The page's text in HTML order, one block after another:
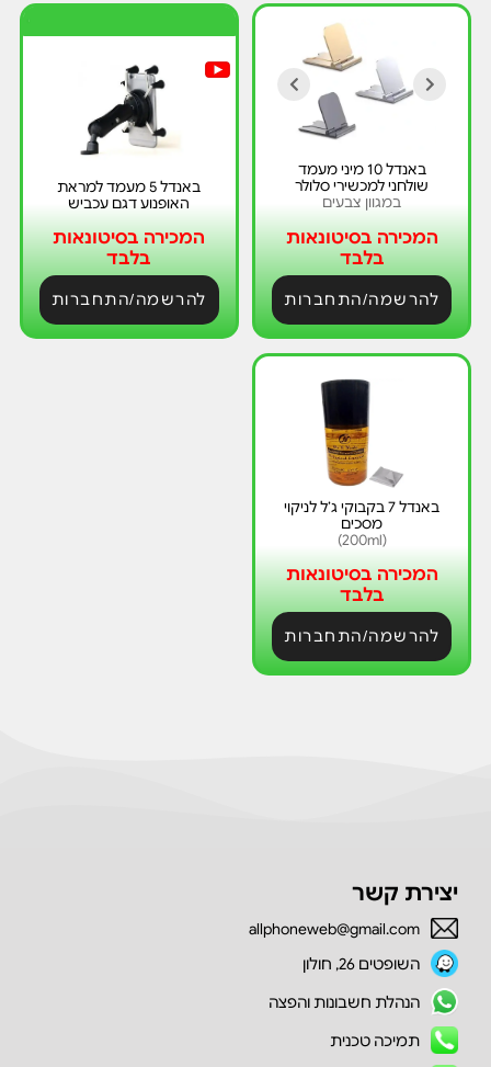
באנדל 10 מיני מעמד
שולחני למכשירי סלולר
במגוון צבעים
המכירה בסיטונאות
בלבד
להרשמה/התחברות
באנדל 5 מעמד למראת
האופנוע דגם עכביש
המכירה בסיטונאות
בלבד
להרשמה/התחברות
באנדל 7 בקבוקי ג’ל לניקוי
מסכים
(200ml)
המכירה בסיטונאות
בלבד
להרשמה/התחברות
יצירת קשר
allphoneweb@gmail.com
השופטים 26, חולון
הנהלת חשבונות והפצה
תמיכה טכנית